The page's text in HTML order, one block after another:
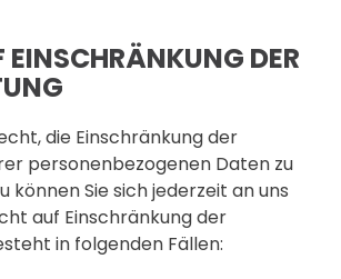
EINSCHRÄNKUNG DER
die Einschränkung der
personenbezogenen Daten zu
können Sie sich jederzeit an uns
auf Einschränkung der
in folgenden Fällen: